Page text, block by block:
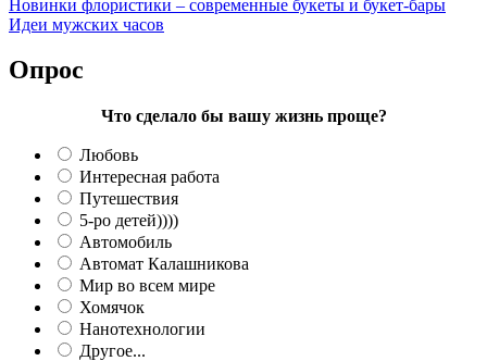
Новинки флористики – современные букеты и букет-бары
Идеи мужских часов
Опрос
Что сделало бы вашу жизнь проще?
Любовь
Интересная работа
Путешествия
5-ро детей))))
Автомобиль
Автомат Калашникова
Мир во всем мире
Хомячок
Нанотехнологии
Другое...